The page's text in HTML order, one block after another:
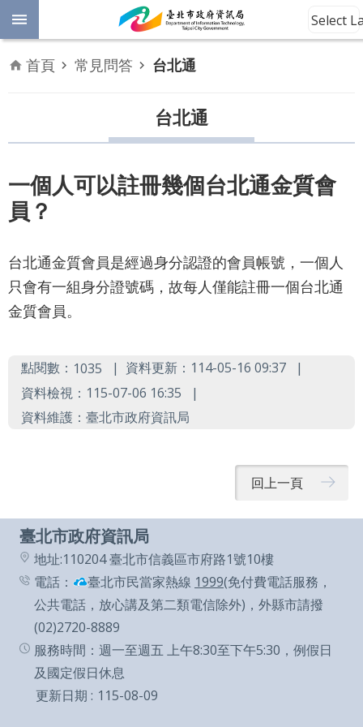
跳到主要內容區塊
進
料
位
平
權
公
告
資
訊
業
務
資
訊
開
關
於
資
訊
局
Select
首頁 常見問答 台北通
台北通
一個人可以註冊幾個台北通金質會
員？
台北通金質會員是經過身分認證的會員帳號，一個人
只會有一組身分證號碼，故每人僅能註冊一個台北通
金質會員。
點閱數： 1035
資料更新：114-05-16 09:37
資料檢視：115-07-06 16:35
資料維護：臺北市政府資訊局
回上一頁
臺北市政府資訊局
地址:110204 臺北市信義區市府路1號10樓
電話：
臺北市民當家熱線 1999(免付費電話服務，
公共電話，放心講及第二類電信除外)，外縣市請撥
(02)2720-8889
服務時間：週一至週五 上午8:30至下午5:30，例假日
及國定假日休息
更新日期
115-08-09